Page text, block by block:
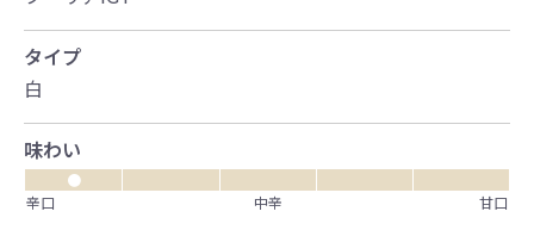
タイプ
白
味わい
●
辛口
中辛 甘口